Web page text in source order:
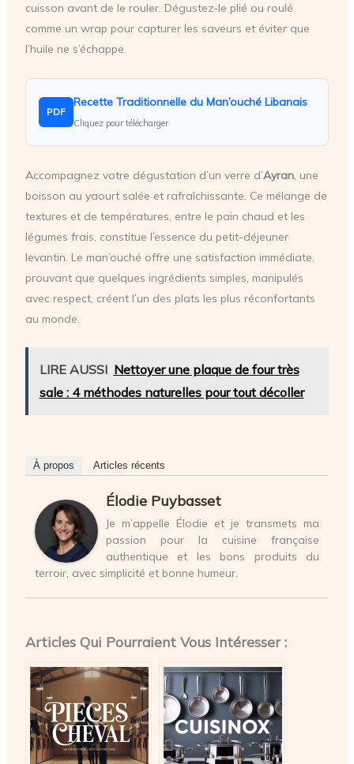
cuisson avant de le rouler. Dégustez-le plié ou roulé
comme un wrap pour capturer les saveurs et éviter que
l’huile ne s’échappe.
PDF
Recette Traditionnelle du Man’ouché Libanais
Cliquez pour télécharger
Accompagnez votre dégustation d’un verre d’Ayran, une
boisson au yaourt salée et rafraîchissante. Ce mélange de
textures et de températures, entre le pain chaud et les
légumes frais, constitue l’essence du petit-déjeuner
levantin. Le man’ouché offre une satisfaction immédiate,
prouvant que quelques ingrédients simples, manipulés
avec respect, créent l’un des plats les plus réconfortants
au monde.
LIRE AUSSI Nettoyer une plaque de four très
sale : 4 méthodes naturelles pour tout décoller
À propos Articles récents
Élodie Puybasset
Je m’appelle Élodie et je transmets ma
passion pour la cuisine française
authentique et les bons produits du
terroir, avec simplicité et bonne humeur.
Articles Qui Pourraient Vous Intéresser :